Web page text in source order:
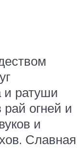
и ратуши
огней и
и
Славная